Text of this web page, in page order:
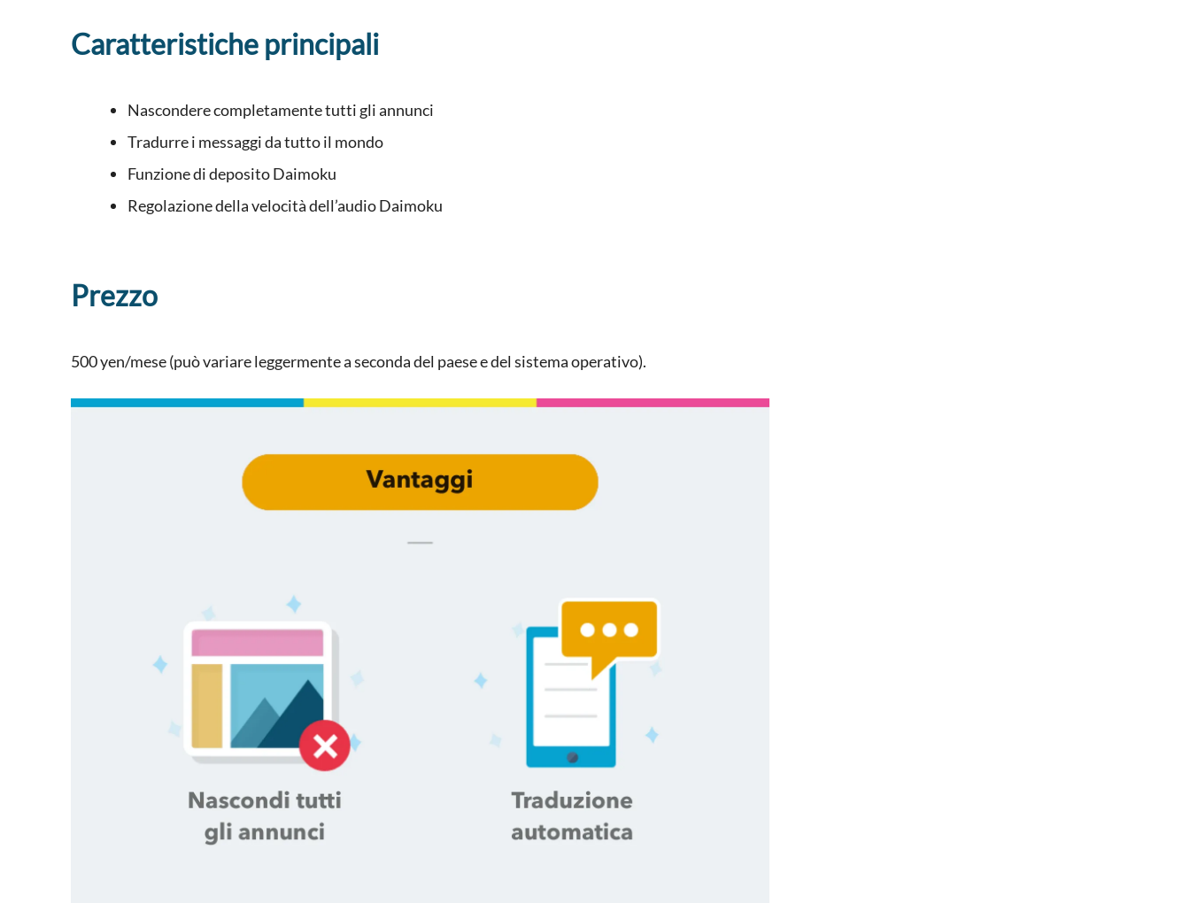
Caratteristiche principali
Nascondere completamente tutti gli annunci
Tradurre i messaggi da tutto il mondo
Funzione di deposito Daimoku
Regolazione della velocità dell’audio Daimoku
Prezzo
500 yen/mese (può variare leggermente a seconda del paese e del sistema operativo).